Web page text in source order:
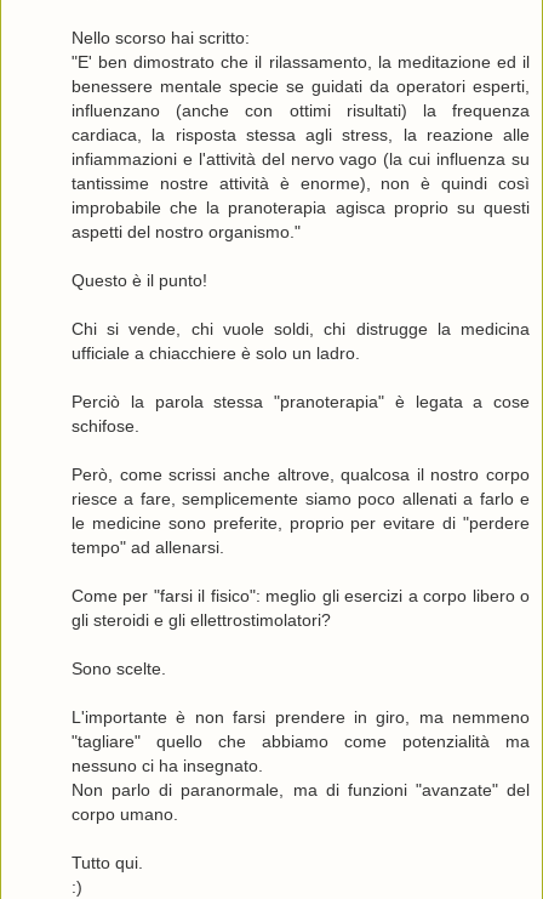
Nello scorso hai scritto:
"E' ben dimostrato che il rilassamento, la meditazione ed il
benessere mentale specie se guidati da operatori esperti,
influenzano (anche con ottimi risultati) la frequenza
cardiaca, la risposta stessa agli stress, la reazione alle
infiammazioni e l'attività del nervo vago (la cui influenza su
tantissime nostre attività è enorme), non è quindi così
improbabile che la pranoterapia agisca proprio su questi
aspetti del nostro organismo."
Questo è il punto!
Chi si vende, chi vuole soldi, chi distrugge la medicina
ufficiale a chiacchiere è solo un ladro.
Perciò la parola stessa "pranoterapia" è legata a cose
schifose.
Però, come scrissi anche altrove, qualcosa il nostro corpo
riesce a fare, semplicemente siamo poco allenati a farlo e
le medicine sono preferite, proprio per evitare di "perdere
tempo" ad allenarsi.
Come per "farsi il fisico": meglio gli esercizi a corpo libero o
gli steroidi e gli ellettrostimolatori?
Sono scelte.
L'importante è non farsi prendere in giro, ma nemmeno
"tagliare" quello che abbiamo come potenzialità ma
nessuno ci ha insegnato.
Non parlo di paranormale, ma di funzioni "avanzate" del
corpo umano.
Tutto qui.
:)